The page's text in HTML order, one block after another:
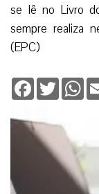
se lê no Livro
sempre realiza
(EPC)
Facebook
Twitter